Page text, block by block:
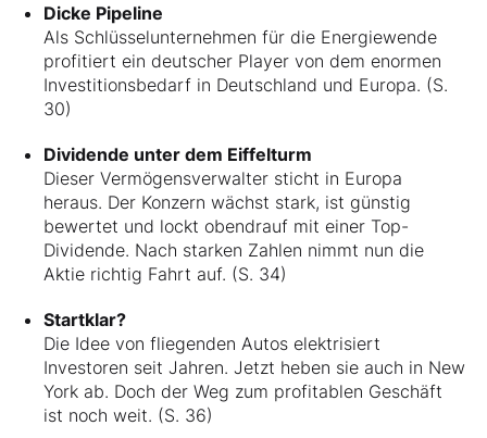
Dicke Pipeline
Als Schlüsselunternehmen für die Energiewende
profitiert ein deutscher Player von dem enormen
Investitionsbedarf in Deutschland und Europa. (S.
30)
Dividende unter dem Eiffelturm
Dieser Vermögensverwalter sticht in Europa
heraus. Der Konzern wächst stark, ist günstig
bewertet und lockt obendrauf mit einer Top-
Dividende. Nach starken Zahlen nimmt nun die
Aktie richtig Fahrt auf. (S. 34)
Startklar?
Die Idee von fliegenden Autos elektrisiert
Investoren seit Jahren. Jetzt heben sie auch in New
York ab. Doch der Weg zum profitablen Geschäft
ist noch weit. (S. 36)